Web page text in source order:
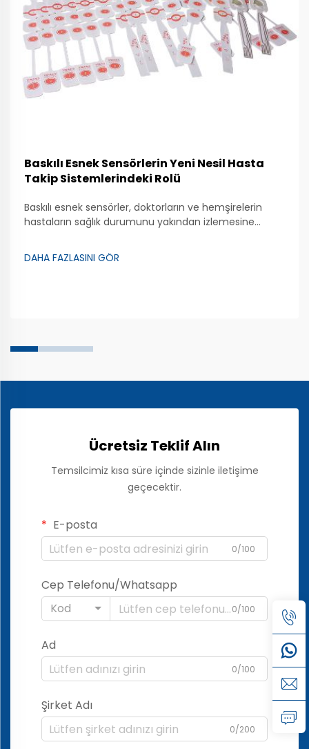
Baskılı Esnek Sensörlerin Yeni Nesil Hasta
Takip Sistemlerindeki Rolü
Baskılı esnek sensörler, doktorların ve hemşirelerin
hastaların sağlık durumunu yakından izlemesine
ve gerilebilir özelliktedir; bu da onları birçok farklı
şekilde kullanmayı kolaylaştırır. Kalp atış hızı gibi
DAHA FAZLASINI GÖR
Ücretsiz Teklif Alın
Temsilcimiz kısa süre içinde sizinle iletişime
geçecektir.
E-posta
0/100
Cep Telefonu/Whatsapp
Kod
0/100
Ad
0/100
Şirket Adı
0/200